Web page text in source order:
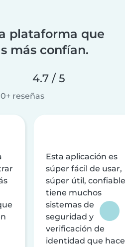
plataforma que
más confían.
4.7 / 5
reseñas
Esta aplicación es
súper fácil de usar,
súper útil,
tiene muchos
sistemas de
seguridad y
verificación de
identidad que